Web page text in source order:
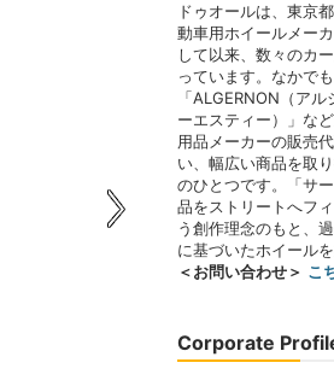
ドゥオールは、東京
動車用ホイールメー
して以来、数々のカ
っています。なかで
「ALGERNON（ア
ーエスティー）」な
用品メーカーの販売
い、幅広い商品を取
のひとつです。「サ
品をストリートへフ
う創作理念のもと、
に基づいたホイール
＜お問い合わせ＞ こ
Corporate